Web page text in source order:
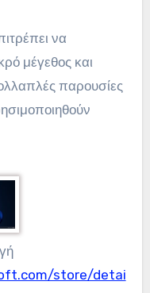
να
μέγεθος και
παρουσίες
store/detai